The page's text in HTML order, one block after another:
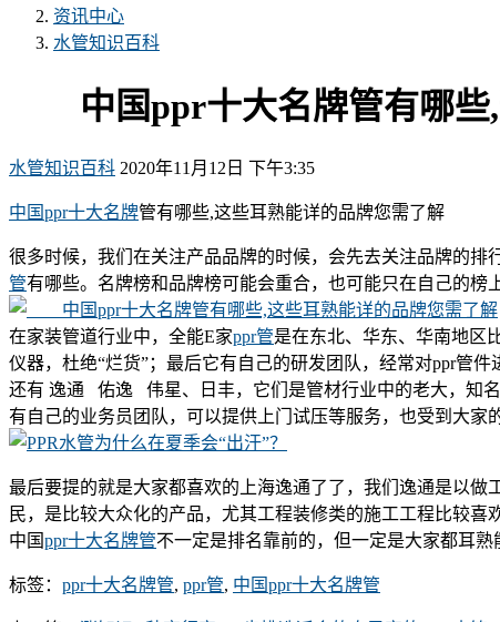
资讯中心
水管知识百科
中国ppr十大名牌管有哪些,
水管知识百科 2020年11月12日 下午3:35
中国ppr十大名牌管有哪些,这些耳熟能详的品牌您需了解
很多时候，我们在关注产品品牌的时候，会先去关注品牌的
管有哪些。名牌榜和品牌榜可能会重合，也可能只在自己的榜
在家装管道行业中，全能E家ppr管是在东北、华东、华南地区
仪器，杜绝“烂货”；最后它有自己的研发团队，经常对ppr管
还有 逸通 佑逸 伟星、日丰，它们是管材行业中的老大，知
有自己的业务员团队，可以提供上门试压等服务，也受到大家
最后要提的就是大家都喜欢的上海逸通了了，我们逸通是以
民，是比较大众化的产品，尤其工程装修类的施工工程比较喜
中国ppr十大名牌管不一定是排名靠前的，但一定是大家都耳
标签： ppr十大名牌管, ppr管, 中国ppr十大名牌管